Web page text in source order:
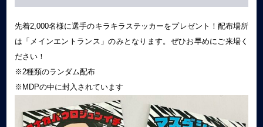
先着2,000名様に選手のキラキラステッカーをプレゼント！配布場所
は「メインエントランス」のみとなります。ぜひお早めにご来場く
ださい！
※2種類のランダム配布
※MDPの中に封入されています